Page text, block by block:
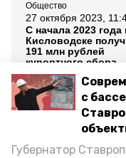
с
Губернатор
Общество
27 октября 2023,
С начала 2023 года
Кисловодске
191 млн рублей
курортного сбора
Все новости